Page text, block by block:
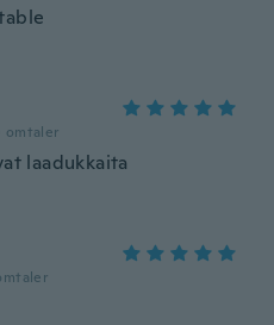
omtaler
laadukkaita